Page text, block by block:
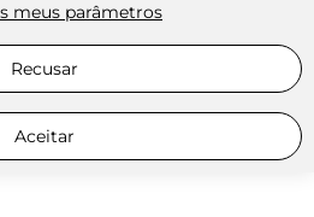
meus parâmetros
Recusar
Aceitar